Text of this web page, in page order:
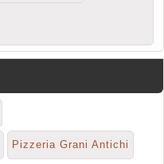
Pizzeria Grani Antichi